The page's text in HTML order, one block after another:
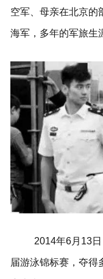
空军、母亲在北京的
海军，多年的军旅生
2014年6月13
届游泳锦标赛，夺得